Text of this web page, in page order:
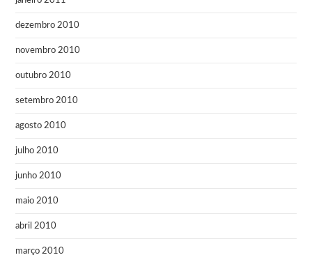
dezembro 2010
novembro 2010
outubro 2010
setembro 2010
agosto 2010
julho 2010
junho 2010
maio 2010
abril 2010
março 2010